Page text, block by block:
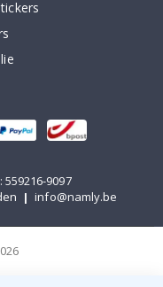
559216-9097
| info@namly.be